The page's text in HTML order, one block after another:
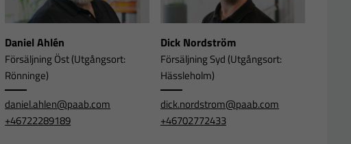
Daniel Ahlén
Försäljning Öst (Utgångsort:
Rönninge)
daniel.ahlen@paab.com
+46722289189
Dick Nordström
Försäljning Syd (Utgångsort:
Hässleholm)
dick.nordstrom@paab.com
+46702772433